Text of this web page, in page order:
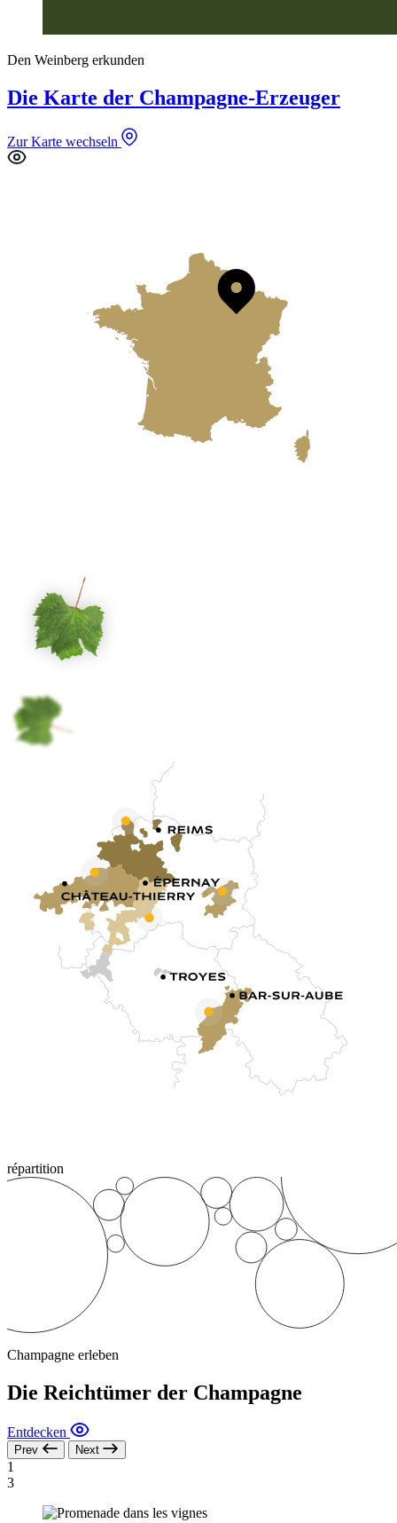
Den Weinberg erkunden
Die Karte der Champagne-Erzeuger
Zur Karte wechseln
répartition
Champagne erleben
Die Reichtümer der Champagne
Entdecken
Prev Next
1
3